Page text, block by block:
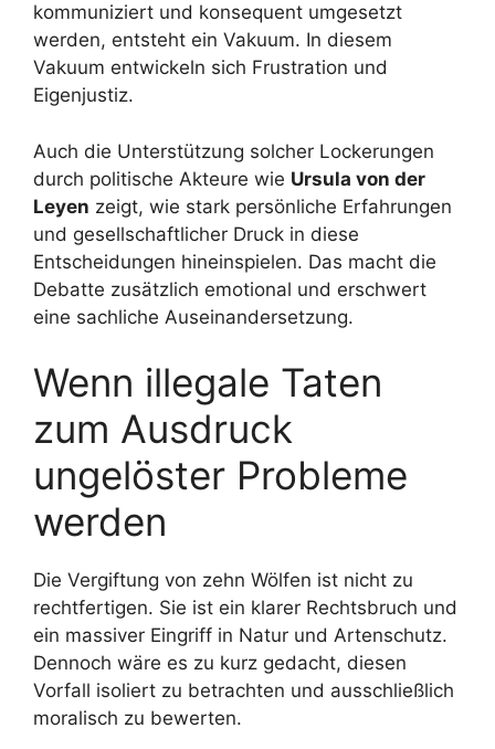
kommuniziert und konsequent umgesetzt
werden, entsteht ein Vakuum. In diesem
Vakuum entwickeln sich Frustration und
Eigenjustiz.
Auch die Unterstützung solcher Lockerungen
durch politische Akteure wie Ursula von der
Leyen zeigt, wie stark persönliche Erfahrungen
und gesellschaftlicher Druck in diese
Entscheidungen hineinspielen. Das macht die
Debatte zusätzlich emotional und erschwert
eine sachliche Auseinandersetzung.
Wenn illegale Taten
zum Ausdruck
ungelöster Probleme
werden
Die Vergiftung von zehn Wölfen ist nicht zu
rechtfertigen. Sie ist ein klarer Rechtsbruch und
ein massiver Eingriff in Natur und Artenschutz.
Dennoch wäre es zu kurz gedacht, diesen
Vorfall isoliert zu betrachten und ausschließlich
moralisch zu bewerten.